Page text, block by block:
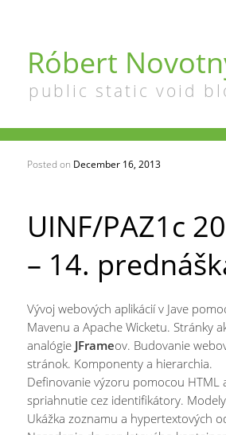
Róbert
public static void
UINF/PAZ1c
– 14.
Posted on December 16, 2013
Vývoj webových aplikácií v Jave
Mavenu a Apache Wicketu. Stránky
analógie JFrameov. Budovanie
stránok. Komponenty a hierarchia.
Definovanie výzoru pomocou HTML
spriahnutie cez identifikátory.
Ukážka zoznamu a hypertextových